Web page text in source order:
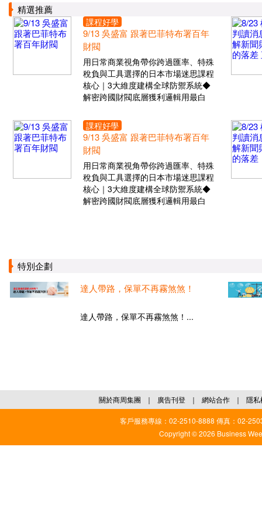
精選推薦
課程好學
9/13 吳盛富 跟著巴菲特布署百年
財閥
用日常商業視角帶你跨過匯率、特殊
稅負與工具選擇的日本市場迷思課程
核心｜3大維度建構全球防禦系統◆
解密跨國財閥底層獲利邏輯用最白
課程好學
9/13 吳盛富 跟著巴菲特布署百年
財閥
用日常商業視角帶你跨過匯率、特殊
稅負與工具選擇的日本市場迷思課程
核心｜3大維度建構全球防禦系統◆
解密跨國財閥底層獲利邏輯用最白
特別企劃
達人帶路，保單不再霧煞煞！
達人帶路，保單不再霧煞煞！...
關於商周集團 ｜ 廣告刊登 ｜ 網站合作 ｜ 隱私
客戶服務專線：02-2510-8888 傳真：02-
Copyright © 2026 Business